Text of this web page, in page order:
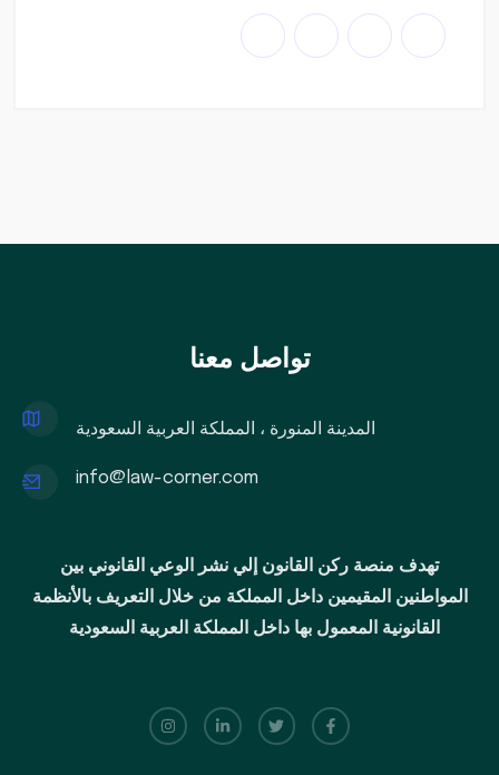
تواصل معنا
المدينة المنورة ، المملكة العربية السعودية
info@law-corner.com
تهدف منصة ركن القانون إلي نشر الوعي القانوني بين
المواطنين المقيمين داخل المملكة من خلال التعريف بالأنظمة
القانونية المعمول بها داخل المملكة العربية السعودية